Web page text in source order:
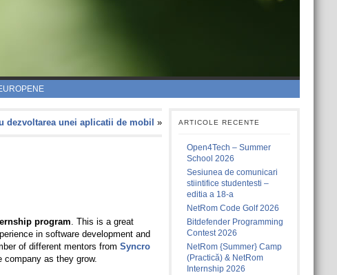
dezvoltarea unei aplicatii de mobil »
program. This is a great
in software development and
of different mentors from Syncro
as they grow.
ARTICOLE RECENTE
Open4Tech – Summer
School 2026
Sesiunea de comunicari
stiintifice studentesti –
editia a 18-a
NetRom Code Golf 2026
Bitdefender Programming
Contest 2026
NetRom {Summer} Camp
(Practică) & NetRom
Internship 2026